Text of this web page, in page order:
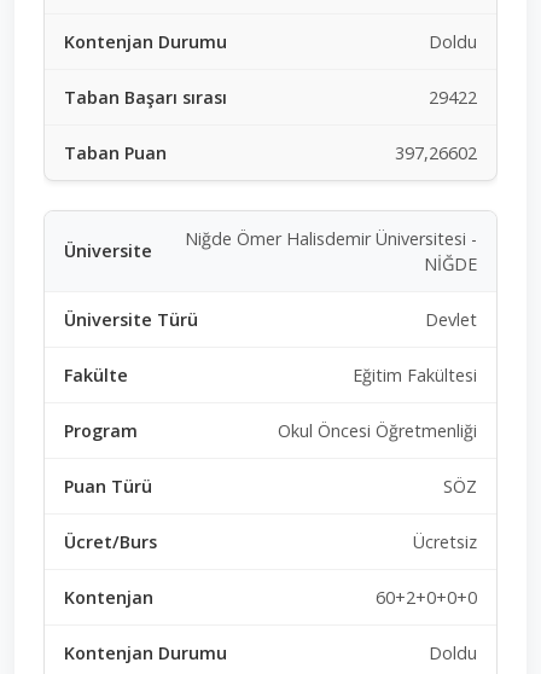
Doldu
29422
397,26602
Niğde Ömer Halisdemir Üniversitesi -
NİĞDE
Devlet
Eğitim Fakültesi
Okul Öncesi Öğretmenliği
SÖZ
Ücretsiz
60+2+0+0+0
Doldu